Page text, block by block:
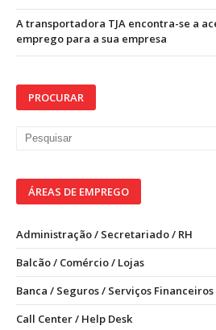
A transportadora TJA encontra-se a
emprego para a sua empresa
PROCURAR
ÁREAS DE EMPREGO
Administração / Secretariado / RH
Balcão / Comércio / Lojas
Banca / Seguros / Serviços Financeiros
Call Center / Help Desk